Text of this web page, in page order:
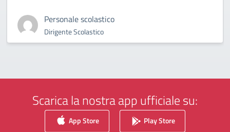
Personale scolastico
Dirigente Scolastico
Scarica la nostra app ufficiale su:
App Store Play Store